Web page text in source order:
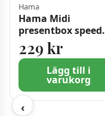
‹
Hama
Hama Midi
presentbox speed
4000 st
229 kr
Lägg till i
varukorg